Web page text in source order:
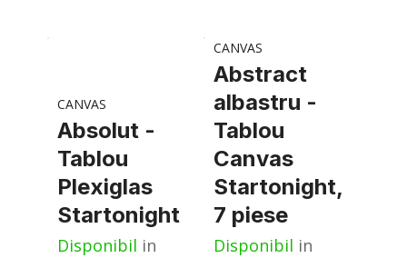
CANVAS
Absolut -
Tablou
Plexiglas
Startonight
Disponibil in
CANVAS
Abstract
albastru -
Tablou
Canvas
Startonight,
7 piese
Disponibil in